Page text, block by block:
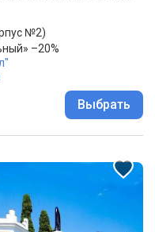
№2)
–20%
Выбрать